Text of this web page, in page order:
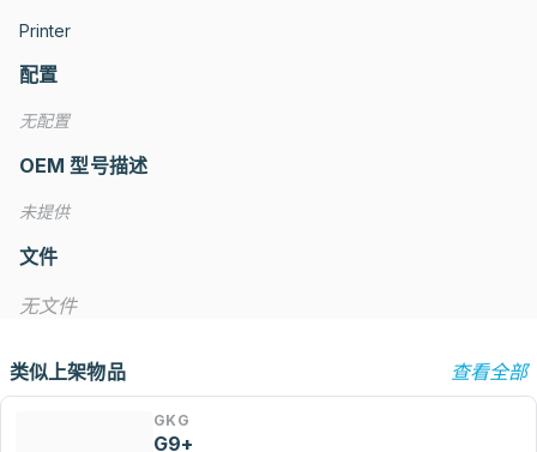
Printer
配置
无配置
OEM 型号描述
未提供
文件
无文件
类似上架物品 查看全部
GKG
G9+